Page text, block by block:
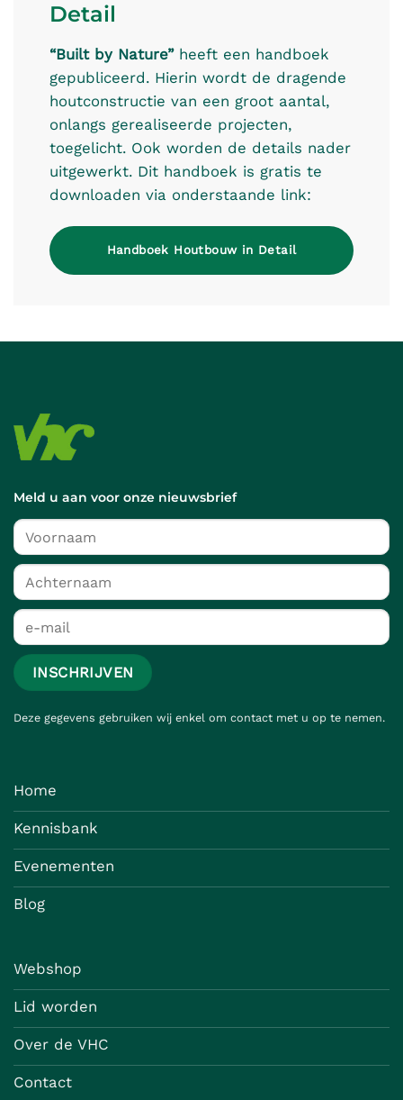
Detail
“Built by Nature”heeft een handboek
gepubliceerd. Hierin wordt de dragende
houtconstructie van een groot aantal,
onlangs gerealiseerde projecten,
toegelicht. Ook worden de details nader
uitgewerkt. Dit handboek is gratis te
downloaden via onderstaande link:
Handboek Houtbouw in Detail
Meld u aan voor onze nieuwsbrief
Deze gegevens gebruiken wij enkel om contact met u op te nemen.
Home
Kennisbank
Evenementen
Blog
Webshop
Lid worden
Over de VHC
Contact